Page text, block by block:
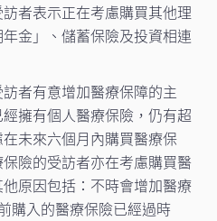
者表示正在考慮購買其他理
金」、儲蓄保險及投資相連
者有意增加醫療保障的主
擁有個人醫療保險，仍有超
未來六個月內購買醫療保
險的受訪者亦在考慮購買醫
原因包括：不時會增加醫療
購入的醫療保險已經過時